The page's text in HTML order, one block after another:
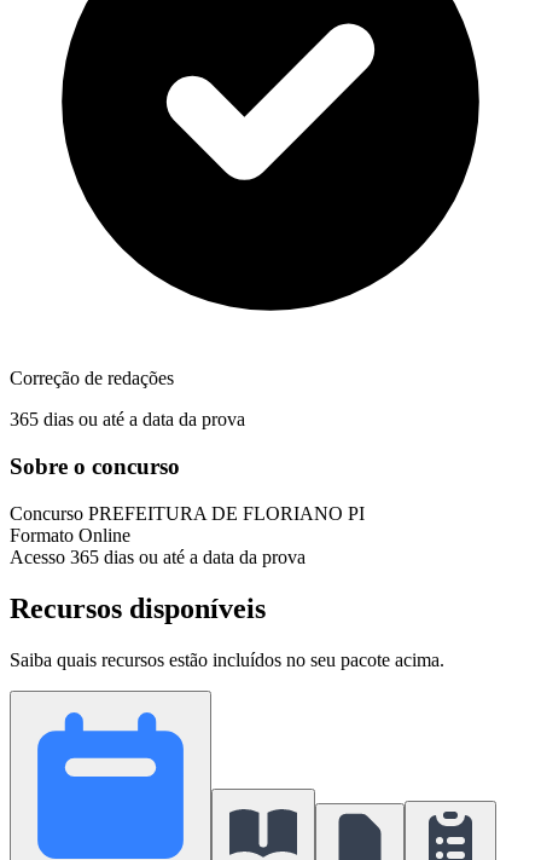
Correção de redações
365 dias ou até a data da prova
Sobre o concurso
Concurso PREFEITURA DE FLORIANO PI
Formato Online
Acesso 365 dias ou até a data da prova
Recursos disponíveis
Saiba quais recursos estão incluídos no seu pacote acima.